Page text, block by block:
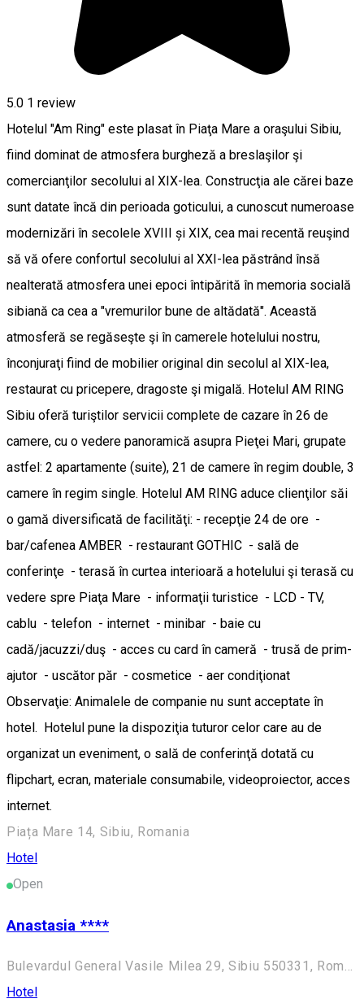
5.0 1 review
Hotelul "Am Ring" este plasat în Piaţa Mare a oraşului Sibiu,
fiind dominat de atmosfera burgheză a breslaşilor şi
comercianţilor secolului al XIX-lea. Construcţia ale cărei baze
sunt datate încă din perioada goticului, a cunoscut numeroase
modernizări în secolele XVIII și XIX, cea mai recentă reuşind
să vă ofere confortul secolului al XXI-lea păstrând însă
nealterată atmosfera unei epoci întipărită în memoria socială
sibiană ca cea a "vremurilor bune de altădată". Această
atmosferă se regăseşte şi în camerele hotelului nostru,
înconjuraţi fiind de mobilier original din secolul al XIX-lea,
restaurat cu pricepere, dragoste şi migală. Hotelul AM RING
Sibiu oferă turiştilor servicii complete de cazare în 26 de
camere, cu o vedere panoramică asupra Pieţei Mari, grupate
astfel: 2 apartamente (suite), 21 de camere în regim double, 3
camere în regim single. Hotelul AM RING aduce clienţilor săi
o gamă diversificată de facilităţi: - recepţie 24 de ore -
bar/cafenea AMBER - restaurant GOTHIC - sală de
conferinţe - terasă în curtea interioară a hotelului şi terasă cu
vedere spre Piaţa Mare - informaţii turistice - LCD - TV,
cablu - telefon - internet - minibar - baie cu
cadă/jacuzzi/duş - acces cu card în cameră - trusă de prim-
ajutor - uscător păr - cosmetice - aer condiţionat
Observaţie: Animalele de companie nu sunt acceptate în
hotel. Hotelul pune la dispoziţia tuturor celor care au de
organizat un eveniment, o sală de conferinţă dotată cu
flipchart, ecran, materiale consumabile, videoproiector, acces
internet.
Piața Mare 14, Sibiu, Romania
Hotel
Open
Anastasia ****
Bulevardul General Vasile Milea 29, Sibiu 550331, România
Hotel